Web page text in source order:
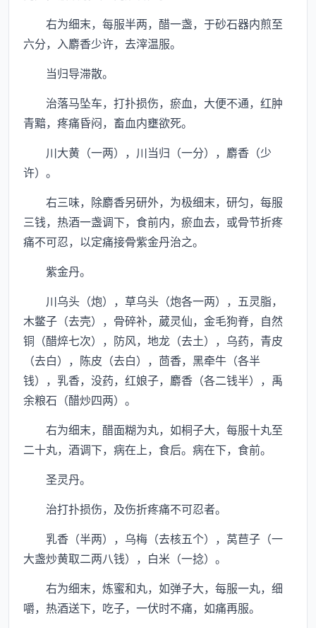
右为细末，每服半两，醋一盏，于砂石器内煎至
六分，入麝香少许，去滓温服。
当归导滞散。
治落马坠车，打扑损伤，瘀血，大便不通，红肿
青黯，疼痛昏闷，畜血内壅欲死。
川大黄（一两），川当归（一分），麝香（少
许）。
右三味，除麝香另研外，为极细末，研匀，每服
三钱，热酒一盏调下，食前内，瘀血去，或骨节折疼
痛不可忍，以定痛接骨紫金丹治之。
紫金丹。
川乌头（炮），草乌头（炮各一两），五灵脂，
木鳖子（去壳），骨碎补，葳灵仙，金毛狗脊，自然
铜（醋焠七次），防风，地龙（去土），乌药，青皮
（去白），陈皮（去白），茴香，黑牵牛（各半
钱），乳香，没药，红娘子，麝香（各二钱半），禹
余粮石（醋炒四两）。
右为细末，醋面糊为丸，如桐子大，每服十丸至
二十丸，酒调下，病在上，食后。病在下，食前。
圣灵丹。
治打扑损伤，及伤折疼痛不可忍者。
乳香（半两），乌梅（去核五个），莴苣子（一
大盏炒黄取二两八钱），白米（一捻）。
右为细末，炼蜜和丸，如弹子大，每服一丸，细
嚼，热酒送下，吃子，一伏时不痛，如痛再服。